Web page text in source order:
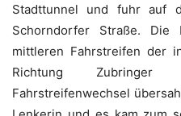
Stadttunnel und fuhr auf
Schorndorfer Straße.
mittleren Fahrstreifen der
Richtung
Fahrstreifenwechsel